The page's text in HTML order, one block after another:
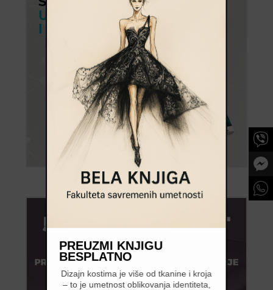
PREUZMI KNJIGU
BESPLATNO
Dizajn kostima je više od tkanine i kroja
– to je umetnost oblikovanja identiteta,